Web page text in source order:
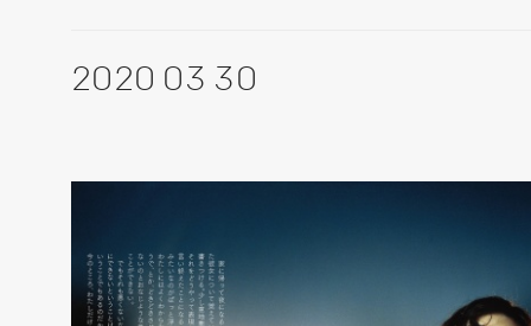
2020 03 30